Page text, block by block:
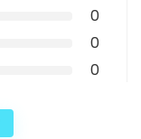
0
0
0